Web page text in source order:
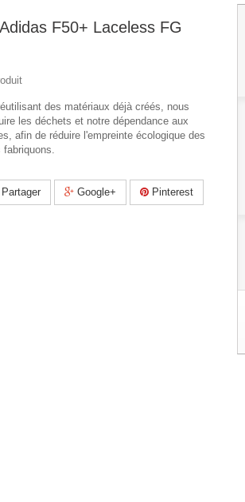
F50+ Laceless FG
des matériaux déjà créés, nous
les déchets et notre dépendance aux
afin de réduire l'empreinte écologique des
fabriquons.
Google+ Pinterest